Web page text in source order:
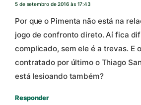
5 de setembro de 2016 às 17:43
Por que o Pimenta não está na
jogo de confronto direto. Aí fica
complicado, sem ele é a trevas. E
contratado por último o Thiago
está lesioando também?
Responder